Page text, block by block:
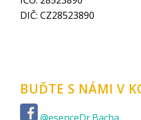
DIČ: CZ28523890
BUĎTE S NÁMI V